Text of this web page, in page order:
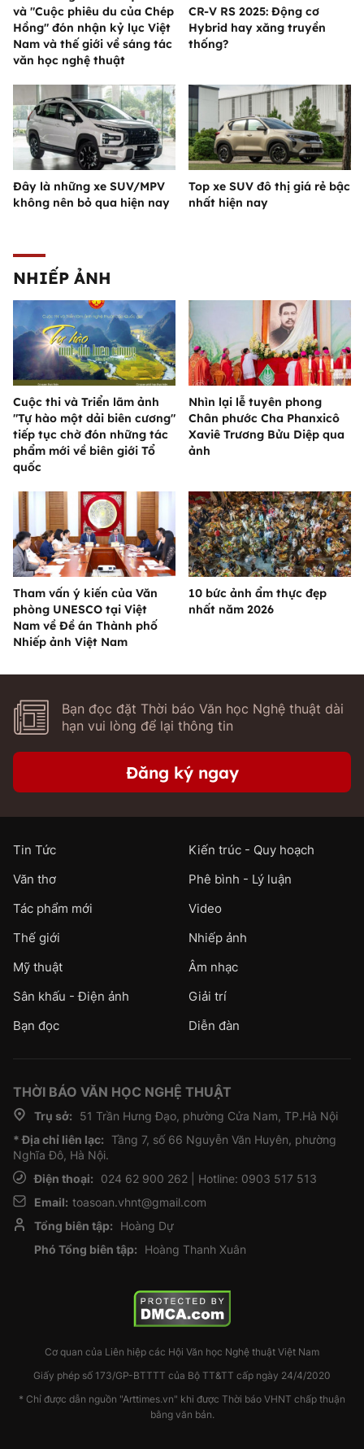
và "Cuộc phiêu du của Chép
Hồng" đón nhận kỷ lục Việt
Nam và thế giới về sáng tác
văn học nghệ thuật
CR-V RS 2025: Động cơ
Hybrid hay xăng truyền
thống?
Đây là những xe SUV/MPV
không nên bỏ qua hiện nay
Top xe SUV đô thị giá rẻ bậc
nhất hiện nay
NHIẾP ẢNH
Cuộc thi và Triển lãm ảnh
"Tự hào một dải biên cương"
tiếp tục chờ đón những tác
phẩm mới về biên giới Tổ
quốc
Nhìn lại lễ tuyên phong
Chân phước Cha Phanxicô
Xaviê Trương Bửu Diệp qua
ảnh
Tham vấn ý kiến của Văn
phòng UNESCO tại Việt
Nam về Đề án Thành phố
Nhiếp ảnh Việt Nam
10 bức ảnh ẩm thực đẹp
nhất năm 2026
Bạn đọc đặt Thời báo Văn học Nghệ thuật dài
hạn vui lòng để lại thông tin
Đăng ký ngay
Tin Tức
Kiến trúc - Quy hoạch
Văn thơ
Phê bình - Lý luận
Tác phẩm mới
Video
Thế giới
Nhiếp ảnh
Mỹ thuật
Âm nhạc
Sân khấu - Điện ảnh
Giải trí
Bạn đọc
Diễn đàn
THỜI BÁO VĂN HỌC NGHỆ THUẬT
Trụ sở:
51 Trần Hưng Đạo, phường Cửa Nam, TP.Hà Nội
* Địa chỉ liên lạc: Tầng 7, số 66 Nguyễn Văn Huyên, phường
Nghĩa Đô, Hà Nội.
Điện thoại:
024 62 900 262 | Hotline: 0903 517 513
Email: toasoan.vhnt@gmail.com
Tổng biên tập:
Hoàng Dự
Phó Tổng biên tập:
Hoàng Thanh Xuân
Cơ quan của Liên hiệp các Hội Văn học Nghệ thuật Việt Nam
Giấy phép số 173/GP-BTTTT của Bộ TT&TT cấp ngày 24/4/2020
* Chỉ được dẫn nguồn "Arttimes.vn" khi được Thời báo VHNT chấp thuận
bằng văn bản.